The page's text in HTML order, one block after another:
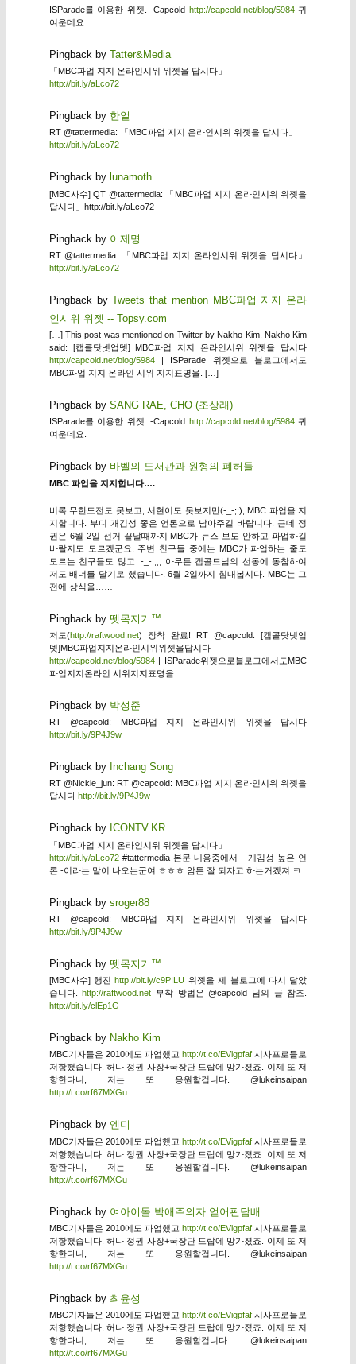
ISParade를 이용한 위젯. -Capcold http://capcold.net/blog/5984귀
여운데요.
Pingback by Tatter&Media
「MBC파업 지지 온라인시위 위젯을 답시다」
http://bit.ly/aLco72
Pingback by 한얼
RT @tattermedia: 「MBC파업 지지 온라인시위 위젯을 답시다」
http://bit.ly/aLco72
Pingback by lunamoth
[MBC사수] QT @tattermedia: 「MBC파업 지지 온라인시위 위젯을
답시다」http://bit.ly/aLco72
Pingback by 이제명
RT @tattermedia: 「MBC파업 지지 온라인시위 위젯을 답시다」
http://bit.ly/aLco72
Pingback byTweets that mention MBC파업 지지 온라
인시위 위젯 -- Topsy.com
[…] This post was mentioned on Twitter by Nakho Kim. Nakho Kim
said: [캡콜닷넷업뎃] MBC파업 지지 온라인시위 위젯을 답시다
http://capcold.net/blog/5984| ISParade 위젯으로 블로그에서도
MBC파업 지지 온라인 시위 지지표명을. […]
Pingback by SANG RAE, CHO (조상래)
ISParade를 이용한 위젯. -Capcold http://capcold.net/blog/5984귀
여운데요.
Pingback by 바벨의 도서관과 원형의 폐허들
MBC 파업을 지지합니다….
비록 무한도전도 못보고, 서현이도 못보지만(-_-;;), MBC 파업을 지
지합니다. 부디 개김성 좋은 언론으로 남아주길 바랍니다. 근데 정
권은 6월 2일 선거 끝날때까지 MBC가 뉴스 보도 안하고 파업하길
바랄지도 모르겠군요. 주변 친구들 중에는 MBC가 파업하는 줄도
모르는 친구들도 많고. -_-;;;; 아무튼 캡콜드님의 선동에 동참하여
저도 배너를 달기로 했습니다. 6월 2일까지 힘내봅시다. MBC는 그
전에 상식을……
Pingback by 뗏목지기™
저도(http://raftwood.net) 장착 완료! RT @capcold: [캡콜닷넷업
뎃]MBC파업지지온라인시위위젯을답시다
http://capcold.net/blog/5984| ISParade위젯으로블로그에서도MBC
파업지지온라인 시위지지표명을.
Pingback by 박성준
RT @capcold: MBC파업 지지 온라인시위 위젯을 답시다
http://bit.ly/9P4J9w
Pingback by Inchang Song
RT @Nickle_jun: RT @capcold: MBC파업 지지 온라인시위 위젯을
답시다 http://bit.ly/9P4J9w
Pingback by ICONTV.KR
「MBC파업 지지 온라인시위 위젯을 답시다」
http://bit.ly/aLco72#tattermedia 본문 내용중에서 – 개김성 높은 언
론 -이라는 말이 나오는군여 ㅎㅎㅎ 암튼 잘 되자고 하는거겠져 ㅋ
Pingback by sroger88
RT @capcold: MBC파업 지지 온라인시위 위젯을 답시다
http://bit.ly/9P4J9w
Pingback by 뗏목지기™
[MBC사수] 행진http://bit.ly/c9PILU 위젯을 제 블로그에 다시 달았
습니다.http://raftwood.net 부착 방법은 @capcold 님의 글 참조.
http://bit.ly/clEp1G
Pingback by Nakho Kim
MBC기자들은 2010에도 파업했고 http://t.co/EVigpfaf 시사프로들로
저항했습니다. 허나 정권 사장+국장단 드랍에 망가졌죠. 이제 또 저
항한다니, 저는 또 응원할겁니다. @lukeinsaipan
http://t.co/rf67MXGu
Pingback by 엔디
MBC기자들은 2010에도 파업했고http://t.co/EVigpfaf 시사프로들로
저항했습니다. 허나 정권 사장+국장단 드랍에 망가졌죠. 이제 또 저
항한다니, 저는 또 응원할겁니다. @lukeinsaipan
http://t.co/rf67MXGu
Pingback by 여아이돌 박애주의자 얻어핀담배
MBC기자들은 2010에도 파업했고http://t.co/EVigpfaf 시사프로들로
저항했습니다. 허나 정권 사장+국장단 드랍에 망가졌죠. 이제 또 저
항한다니, 저는 또 응원할겁니다. @lukeinsaipan
http://t.co/rf67MXGu
Pingback by 최윤성
MBC기자들은 2010에도 파업했고http://t.co/EVigpfaf 시사프로들로
저항했습니다. 허나 정권 사장+국장단 드랍에 망가졌죠. 이제 또 저
항한다니, 저는 또 응원할겁니다. @lukeinsaipan
http://t.co/rf67MXGu